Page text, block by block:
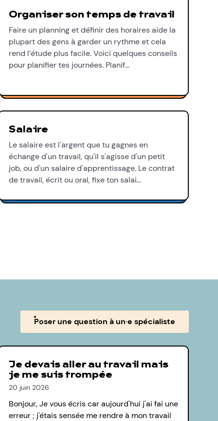
Organiser son temps de travail
Faire un planning et définir des horaires aide la
plupart des gens à garder un rythme et cela
rend l’étude plus facile. Voici quelques conseils
pour planifier tes journées. Planif…
Salaire
Le salaire est l'argent que tu gagnes en
échange d'un travail, qu'il s'agisse d'un petit
job, ou d'un salaire d'apprentissage. Le contrat
de travail, écrit ou oral, fixe ton salai…
Poser une question à un·e spécialiste
Je devais aller au travail mais
je me suis trompée
20 juin 2026
Bonjour, Je vous écris car aujourd'hui j'ai fai une
erreur ; j'étais sensée me rendre à mon travail